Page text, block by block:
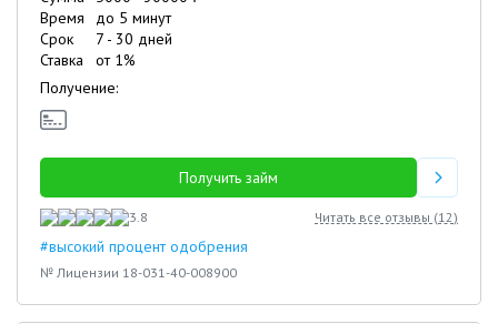
Время
до 5 минут
Срок
7 - 30 дней
Ставка
от 1%
Получение:
Получить займ
3.8 Читать все отзывы (12)
#высокий процент одобрения
№ Лицензии 18-031-40-008900